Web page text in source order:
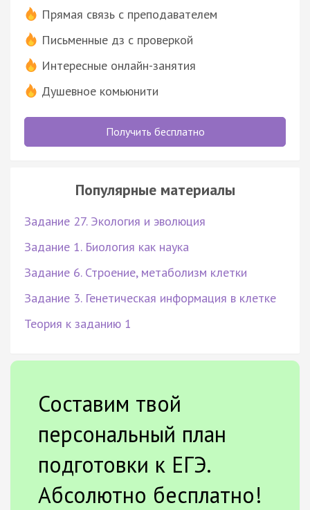
Прямая связь с преподавателем
Письменные дз с проверкой
Интересные онлайн-занятия
Душевное комьюнити
Получить бесплатно
Популярные материалы
Задание 27. Экология и эволюция
Задание 1. Биология как наука
Задание 6. Строение, метаболизм клетки
Задание 3. Генетическая информация в клетке
Теория к заданию 1
Составим твой
персональный план
подготовки к ЕГЭ.
Абсолютно бесплатно!